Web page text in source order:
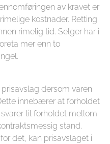
av kravet er
kostnader. Retting
rimelig tid. Selger har i
mer enn to
dersom varen
innebærer at forholdet
til forholdet mellom
stand.
det, kan prisavslaget i